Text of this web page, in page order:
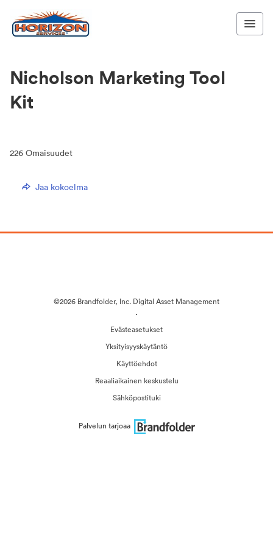
Nicholson Marketing Tool
Kit
226 Omaisuudet
Jaa kokoelma
©2026 Brandfolder, Inc. Digital Asset Management
·
Evästeasetukset
Yksityisyyskäytäntö
Käyttöehdot
Reaaliaikainen keskustelu
Sähköpostituki
Palvelun tarjoaa